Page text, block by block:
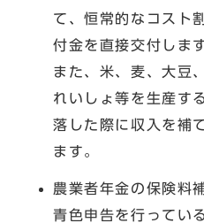
て、恒常的なコスト
付金を直接交付しま
また、米、麦、大豆
れいしょ等を生産す
落した際に収入を補
ます。
農業者年金の保険料
青色申告を行ってい